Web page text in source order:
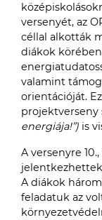
versenyét, az
céllal alkották
diákok
valamint
orientációját.
projektverseny
energiája!”) is
A versenyre 10.,
A diákok
feladatuk az